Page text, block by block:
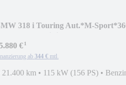
318 i Touring Aut.*M-
€¹
ab 344 € mtl.
21.400 km • 115 kW (156 PS) •